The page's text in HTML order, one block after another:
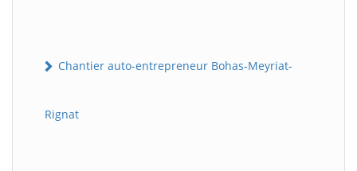
Chantier auto-entrepreneur Bohas-Meyriat-
Rignat